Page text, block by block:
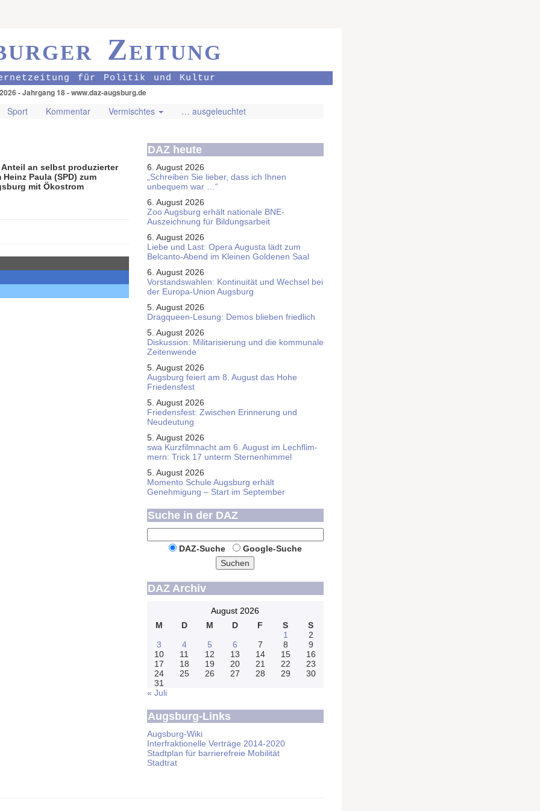
Zeitung
für Politik und Kultur
- Jahrgang 18 - www.daz-augsburg.de
Sport Kommentar Vermischtes … ausgeleuchtet
an selbst produzierter
Paula (SPD) zum
mit Ökostrom
DAZ heute
6. August 2026
„Schreiben Sie lieber, dass ich Ihnen
unbequem war …“
6. August 2026
Zoo Augsburg erhält nationale BNE-
Auszeichnung für Bildungsarbeit
6. August 2026
Liebe und Last: Opera Augusta lädt zum
Belcanto-Abend im Kleinen Goldenen Saal
6. August 2026
Vorstandswahlen: Kontinuität und Wechsel bei
der Europa-Union Augsburg
5. August 2026
Dragqueen-Lesung: Demos blieben friedlich
5. August 2026
Diskussion: Mi­li­ta­ri­sie­rung und die kommunale
Zeitenwende
5. August 2026
Augsburg feiert am 8. August das Hohe
Friedensfest
5. August 2026
Friedensfest: Zwischen Erinnerung und
Neudeutung
5. August 2026
swa Kurz­film­nacht am 6. August im Lech­flim­
mern: Trick 17 unterm Sternen­himmel
5. August 2026
Momento Schule Augsburg erhält
Genehmigung – Start im September
Suche in der DAZ
DAZ-Suche
Google-Suche
Suchen
DAZ Archiv
August 2026
M
D M D F S
S
1
2
3
4 5 6 7 8
9
10
11 12 13 14 15
16
17
18 19 20 21 22
23
24
25 26 27 28 29
30
31
« Juli
Augsburg-Links
Augsburg-Wiki
Interfraktionelle Verträge 2014-2020
Stadtplan für barrierefreie Mobilität
Stadtrat